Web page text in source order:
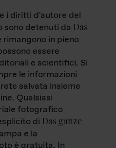
i diritti d'autore del
detenuti da Das
rimangono in pieno
essere
e scientifici. Si
le informazioni
salvata insieme
Qualsiasi
fotografico
di Das ganze
e la
è gratuita. In